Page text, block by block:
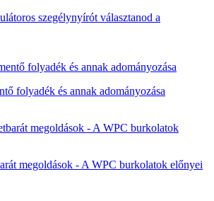
szegélynyírót választanod a
folyadék és annak adományozása
megoldások - A WPC burkolatok előnyei